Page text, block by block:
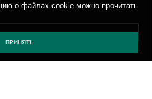
о файлах cookie можно прочитать
ПРИНЯТЬ